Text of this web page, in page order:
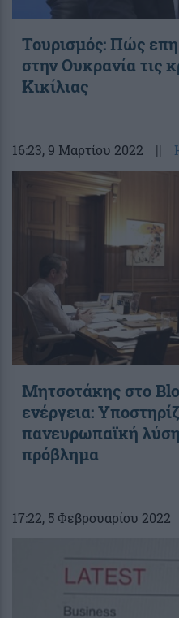
Τουρισμός: Πώς
στην Ουκρανία τις
Κικίλιας
16:23, 9 Μαρτίου 2022 ||
Μητσοτάκης στο
ενέργεια:
πανευρωπαϊκή
πρόβλημα
17:22, 5 Φεβρουαρίου 2022